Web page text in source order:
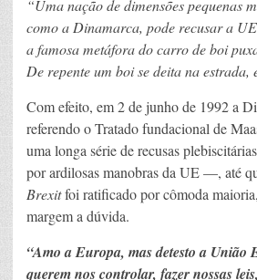
“Uma nação de dimensões pequenas
como a Dinamarca, pode recusar a
a famosa metáfora do carro de boi
De repente um boi se deita na estrada,
Com efeito, em 2 de junho de 1992 a
referendo o Tratado fundacional de
uma longa série de recusas
por ardilosas manobras da UE —, até
Brexitfoi ratificado por cômoda
margem a dúvida.
“Amo a Europa, mas detesto a União
querem nos controlar, fazer nossas